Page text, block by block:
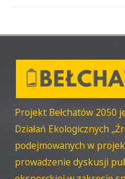
Projekt Bełchatów 2050
Działań Ekologicznych
podejmowanych w
prowadzenie dyskusji